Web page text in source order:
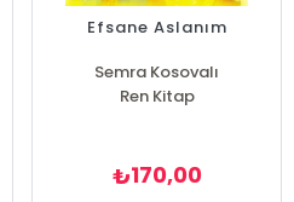
Efsane Aslanım
Semra Kosovalı
Ren Kitap
₺170,00